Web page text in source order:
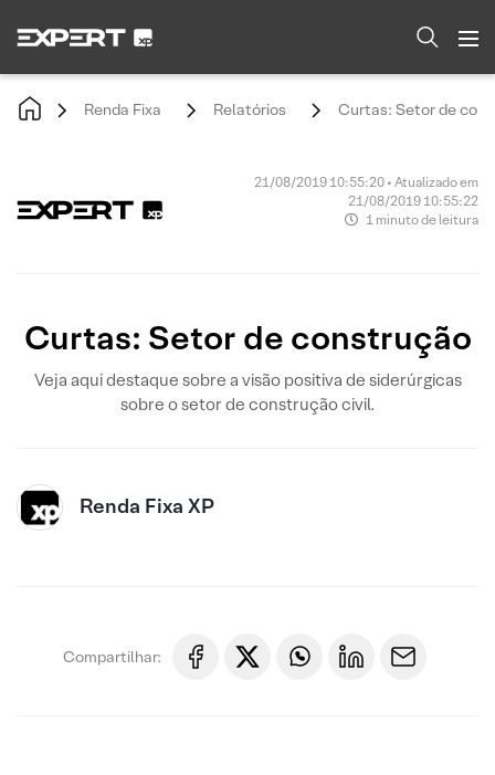
Renda Fixa Relatórios Curtas: Setor de
21/08/2019 10:55:20 • Atualizado em
21/08/2019 10:55:22
1 minuto de leitura
Curtas: Setor de construção
Veja aqui destaque sobre a visão positiva de siderúrgicas
sobre o setor de construção civil.
Renda Fixa XP
Compartilhar: